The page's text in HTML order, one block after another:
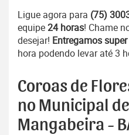
Ligue agora para (75)
equipe24 horas! Chame
desejar! Entregamos
hora podendo levar até 3
Coroas de
no Municipal
Mangabeira -